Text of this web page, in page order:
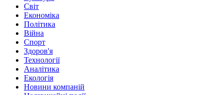
Світ
Економіка
Політика
Війна
Спорт
Здоров'я
Технології
Аналітика
Екологія
Новини компаній